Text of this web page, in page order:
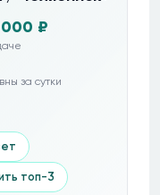
₽
за сутки
топ-3